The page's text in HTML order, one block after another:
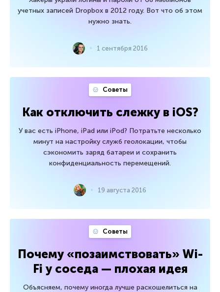
учетных записей Dropbox в 2012 году. Вот что об этом
нужно знать.
1 сентября 2016
Советы
Как отключить слежку в iOS?
У вас есть iPhone, iPad или iPod? Потратьте несколько
минут на настройку служб геолокации, чтобы
сэкономить заряд батареи и сохранить
конфиденциальность перемещений.
19 августа 2016
Советы
Почему «позаимствовать» Wi-
Fi у соседа — плохая идея
Объясняем, почему иногда лучше раскошелиться на